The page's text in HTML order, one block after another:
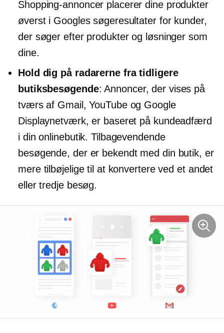
Shopping-annoncer placerer dine produkter
øverst i Googles søgeresultater for kunder,
der søger efter produkter og løsninger som
dine.
Hold dig på radarerne fra tidligere
butiksbesøgende: Annoncer, der vises på
tværs af Gmail, YouTube og Google
Displaynetværk, er baseret på kundeadfærd
i din onlinebutik. Tilbagevendende
besøgende, der er bekendt med din butik, er
mere tilbøjelige til at konvertere ved et andet
eller tredje besøg.